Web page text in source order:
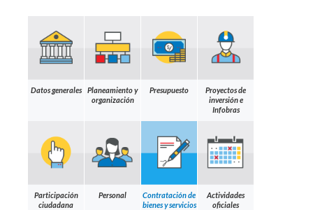
Datos generales
Planeamiento y
organización
Presupuesto
Proyectos de
inversión e
Infobras
Participación
ciudadana
Personal
Contratación de
bienes y servicios
Actividades
oficiales